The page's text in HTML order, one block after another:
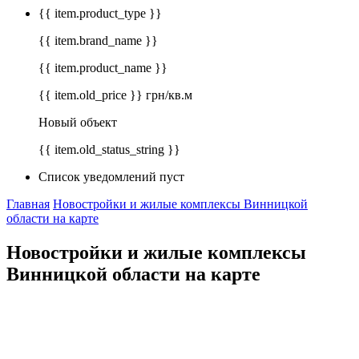
{{ item.product_type }}
{{ item.brand_name }}
{{ item.product_name }}
{{ item.old_price }} грн/кв.м
Новый объект
{{ item.old_status_string }}
Список уведомлений пуст
Главная Новостройки и жилые комплексы Винницкой
области на карте
Новостройки и жилые комплексы
Винницкой области на карте